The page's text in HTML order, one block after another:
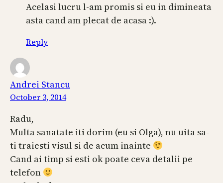
Acelasi lucru l-am promis si eu in dimineata
asta cand am plecat de acasa :).
Reply
Andrei Stancu
October 3, 2014
Radu,
Multa sanatate iti dorim (eu si Olga), nu uita sa-
ti traiesti visul si de acum inainte
Cand ai timp si esti ok poate ceva detalii pe
telefon